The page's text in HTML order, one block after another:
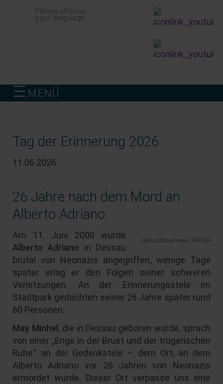
Navigation
überspringenPlease choose
your language
☰ MENÜ
Tag der Erinnerung 2026
11.06.2026
26 Jahre nach dem Mord an
Alberto Adriano
Herkunftsnachweis: ©AGSA
Am 11. Juni 2000 wurde
Alberto Adriano in Dessau
brutal von Neonazis angegriffen, wenige Tage
später erlag er den Folgen seiner schweren
Verletzungen. An der Erinnerungsstele im
Stadtpark gedachten seiner 26 Jahre später rund
60 Personen.
May Minhel , die in Dessau geboren wurde, sprach
von einer „Enge in der Brust und der trügerischen
Ruhe“ an der Gedenkstele – dem Ort, an dem
Alberto Adriano vor 26 Jahren von Neonazis
ermordet wurde. Dieser Ort verpasse uns eine